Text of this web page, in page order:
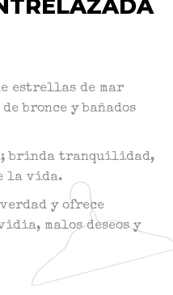
estrellas de mar
bronce y bañados
brinda tranquilidad,
la vida.
y ofrece
malos deseos y